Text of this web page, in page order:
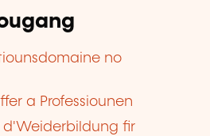
no
a Professiounen
d'Weiderbildung fir